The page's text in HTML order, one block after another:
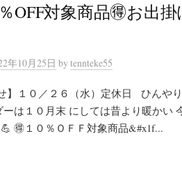
OFF対象商品🉐お出掛
年10月25日 by tennteke55
】１０／２６（水）定休日 ひんや
は１０月末 にしては昔より暖かい
🉐１０％ＯＦＦ対象商品&#x1f...